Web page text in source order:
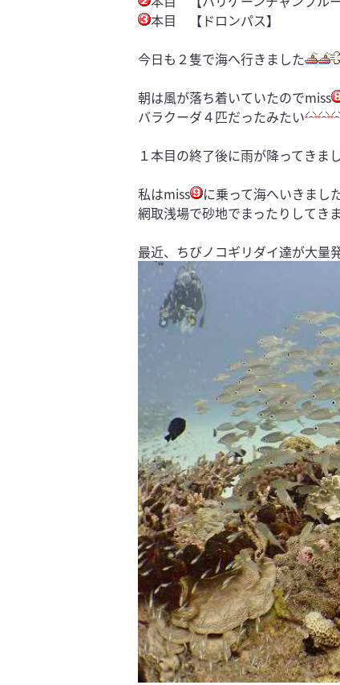
本目 【ドロンパス】
今日も２隻で海へ行きました
朝は風が落ち着いていたのでmiss
バラクーダ４匹だったみたい
１本目の終了後に雨が降ってきま
私はmiss
に乗って海へいきまし
網取浅場で砂地でまったりしてき
最近、ちびノコギリダイ達が大量